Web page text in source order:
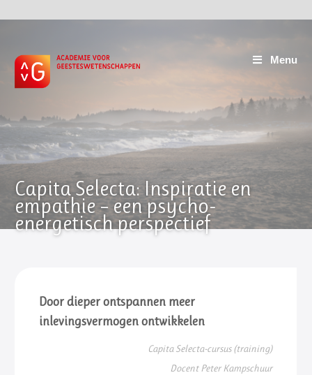
Menu
Capita Selecta: Inspiratie en
empathie – een psycho-
energetisch perspectief
Door dieper ontspannen meer
inlevingsvermogen ontwikkelen
Capita Selecta-cursus (training)
Docent Peter Kampschuur